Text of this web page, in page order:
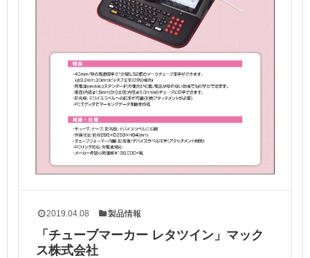
2019.04.08 製品情報
「チューブマーカー レタツイン」マック
ス株式会社